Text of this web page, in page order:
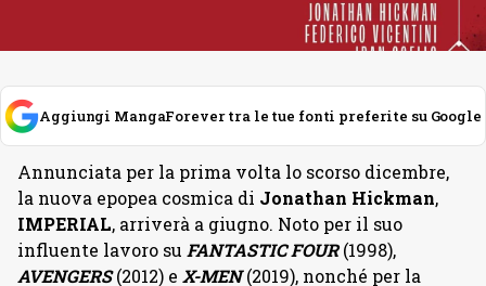
Aggiungi MangaForever tra le tue fonti preferite su Google
Annunciata per la prima volta lo scorso dicembre,
la nuova epopea cosmica di Jonathan Hickman,
IMPERIAL, arriverà a giugno. Noto per il suo
influente lavoro su FANTASTIC FOUR (1998),
AVENGERS (2012) e X-MEN(2019), nonché per la